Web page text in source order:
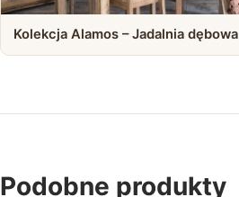
Kolekcja Alamos – Jadalnia dębowa
Podobne produkty